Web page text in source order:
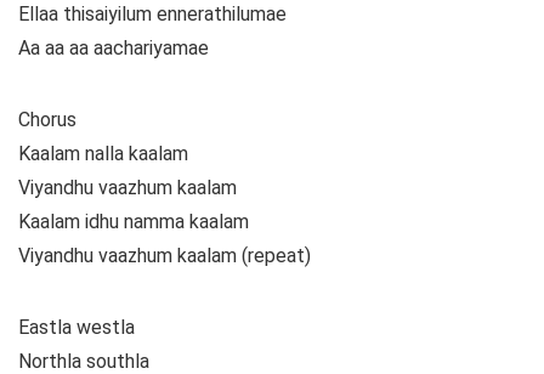
Ellaa thisaiyilum ennerathilumae
Aa aa aa aachariyamae
Chorus
Kaalam nalla kaalam
Viyandhu vaazhum kaalam
Kaalam idhu namma kaalam
Viyandhu vaazhum kaalam (repeat)
Eastla westla
Northla southla